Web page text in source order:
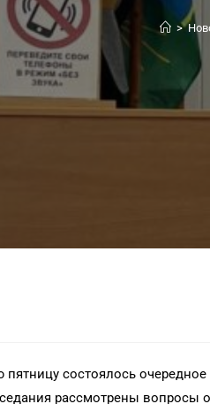
>
состоялось
рассмотрены вопросы